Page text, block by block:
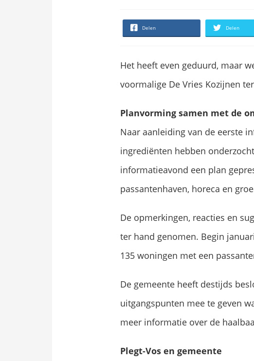
Delen Delen
Het heeft even geduurd, maar
voormalige De Vries Kozijnen
Planvorming samen met de
Naar aanleiding van de eerste
ingrediënten hebben
informatieavond een plan
passantenhaven, horeca en
De opmerkingen, reacties en
ter hand genomen. Begin
135 woningen met een
De gemeente heeft destijds
uitgangspunten mee te geven
meer informatie over de
Plegt-Vos en gemeente